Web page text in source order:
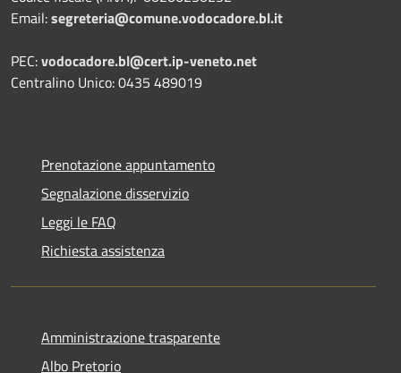
Email:segreteria@comune.vodocadore.bl.it
PEC:vodocadore.bl@cert.ip-veneto.net
Centralino Unico: 0435 489019
Prenotazione appuntamento
Segnalazione disservizio
Leggi le FAQ
Richiesta assistenza
Amministrazione trasparente
Albo Pretorio